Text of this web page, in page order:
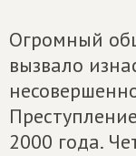
Огромный
вызвало
2000 года.